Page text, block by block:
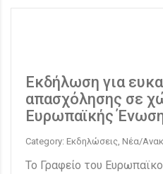
Εκδήλωση για
απασχόλησης σε
Ευρωπαϊκής
Category: Εκδηλώσεις, Νέα/
Το Γραφείο του